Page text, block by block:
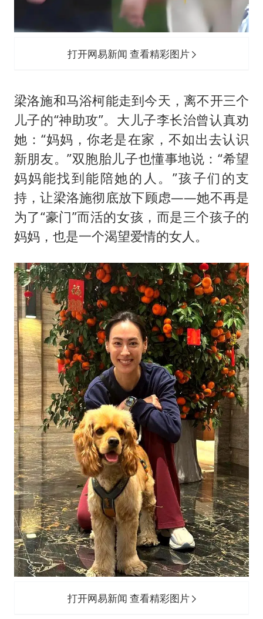
打开网易新闻 查看精彩图片
梁洛施和马浴柯能走到今天，离不开三个
儿子的“神助攻”。大儿子李长治曾认真劝
她：“妈妈，你老是在家，不如出去认识
新朋友。”双胞胎儿子也懂事地说：“希望
妈妈能找到能陪她的人。”孩子们的支
持，让梁洛施彻底放下顾虑——她不再是
为了“豪门”而活的女孩，而是三个孩子的
妈妈，也是一个渴望爱情的女人。
打开网易新闻 查看精彩图片